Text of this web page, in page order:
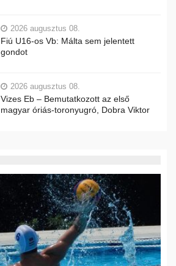
2026 augusztus 08.
Fiú U16-os Vb: Málta sem jelentett
gondot
2026 augusztus 08.
Vizes Eb – Bemutatkozott az első
magyar óriás-toronyugró, Dobra Viktor